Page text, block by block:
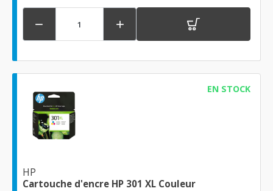
 
EN STOCK
HP
Cartouche d'encre HP 301 XL Couleur